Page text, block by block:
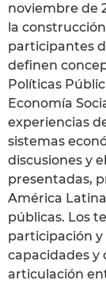
noviembre de
la
participantes
definen
Políticas
Economía
experiencias
sistemas
discusiones y
presentadas,
América
públicas. Los
participación
capacidades y
articulación